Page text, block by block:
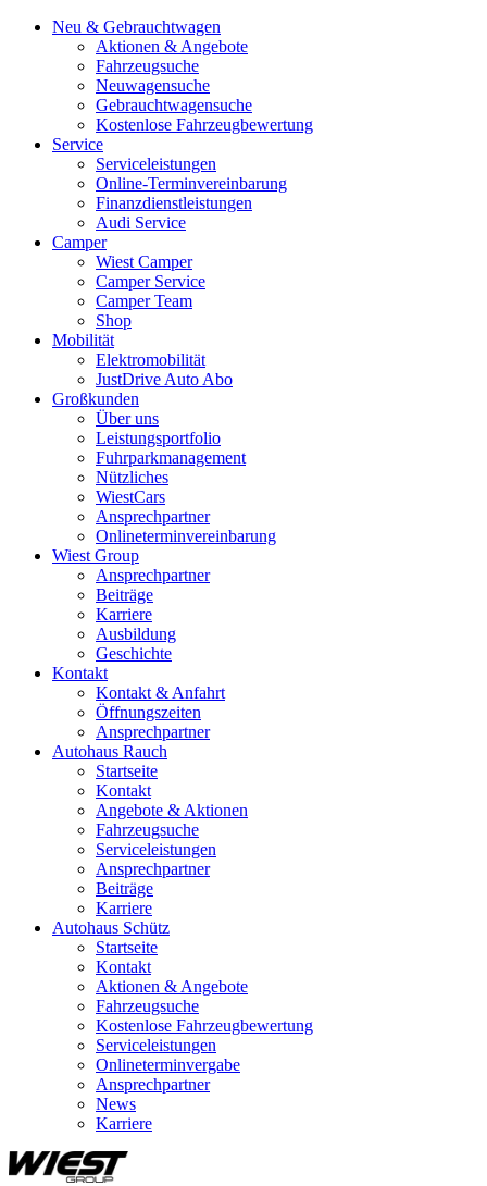
Neu & Gebrauchtwagen
Aktionen & Angebote
Fahrzeugsuche
Neuwagensuche
Gebrauchtwagensuche
Kostenlose Fahrzeugbewertung
Service
Serviceleistungen
Online-Terminvereinbarung
Finanzdienstleistungen
Audi Service
Camper
Wiest Camper
Camper Service
Camper Team
Shop
Mobilität
Elektromobilität
JustDrive Auto Abo
Großkunden
Über uns
Leistungsportfolio
Fuhrparkmanagement
Nützliches
WiestCars
Ansprechpartner
Onlineterminvereinbarung
Wiest Group
Ansprechpartner
Beiträge
Karriere
Ausbildung
Geschichte
Kontakt
Kontakt & Anfahrt
Öffnungszeiten
Ansprechpartner
Autohaus Rauch
Startseite
Kontakt
Angebote & Aktionen
Fahrzeugsuche
Serviceleistungen
Ansprechpartner
Beiträge
Karriere
Autohaus Schütz
Startseite
Kontakt
Aktionen & Angebote
Fahrzeugsuche
Kostenlose Fahrzeugbewertung
Serviceleistungen
Onlineterminvergabe
Ansprechpartner
News
Karriere